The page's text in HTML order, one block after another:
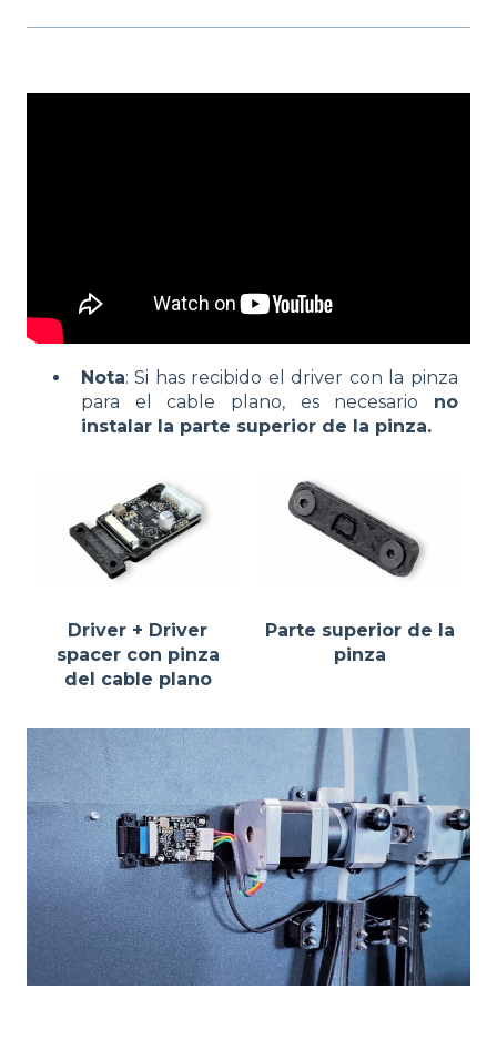
Nota: Si has recibido el driver con la pinza
para el cable plano, es necesario no
instalar la parte superior de la pinza.
Driver + Driver
spacer con pinza
del cable plano
Parte superior de la
pinza